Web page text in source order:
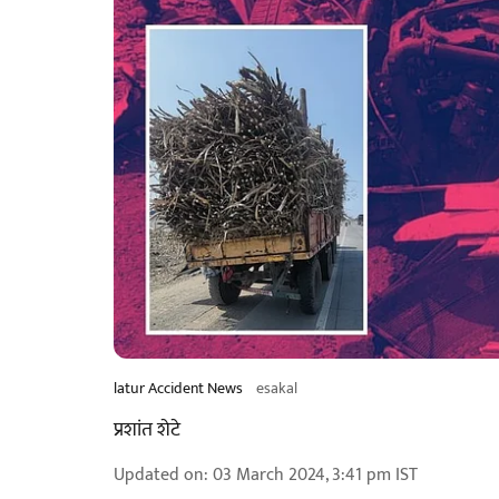
latur Accident News esakal
प्रशांत शेटे
Updated on:03 March 2024, 3:41 pm IST